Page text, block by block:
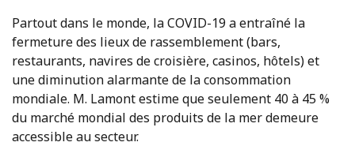
Partout dans le monde, la COVID-19 a entraîné la
fermeture des lieux de rassemblement (bars,
restaurants, navires de croisière, casinos, hôtels) et
une diminution alarmante de la consommation
mondiale. M. Lamont estime que seulement 40 à 45 %
du marché mondial des produits de la mer demeure
accessible au secteur.